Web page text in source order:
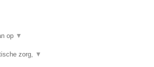
op ▼
zorg, ▼